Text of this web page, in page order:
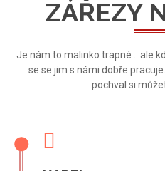
ZÁŘEZY
Je nám to malinko trapné ...ale
se se jim s námi dobře
pochval si